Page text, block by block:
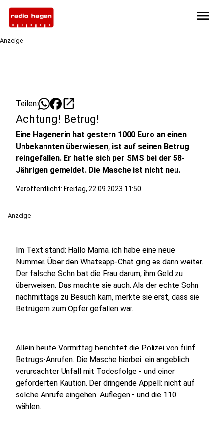
menu
Anzeige
Teilen: open_in_new
Achtung! Betrug!
Eine Hagenerin hat gestern 1000 Euro an einen
Unbekannten überwiesen, ist auf seinen Betrug
reingefallen. Er hatte sich per SMS bei der 58-
Jährigen gemeldet. Die Masche ist nicht neu.
Veröffentlicht: Freitag, 22.09.2023 11:50
Anzeige
Im Text stand: Hallo Mama, ich habe eine neue
Nummer. Über den Whatsapp-Chat ging es dann weiter.
Der falsche Sohn bat die Frau darum, ihm Geld zu
überweisen. Das machte sie auch. Als der echte Sohn
nachmittags zu Besuch kam, merkte sie erst, dass sie
Betrügern zum Opfer gefallen war.
Allein heute Vormittag berichtet die Polizei von fünf
Betrugs-Anrufen. Die Masche hierbei: ein angeblich
verursachter Unfall mit Todesfolge - und einer
geforderten Kaution. Der dringende Appell: nicht auf
solche Anrufe eingehen. Auflegen - und die 110
wählen.